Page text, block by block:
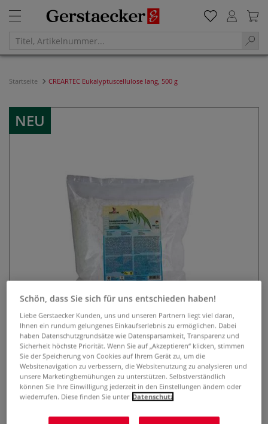
Startseite CREARTEC Eukalyptuscellulose lang, 500 g
NEU
CREARTEC Eukalyptuscellulose
lang, 500 g
0 Bewertungen
Schön, dass Sie sich für uns entschieden haben!
Liebe Gerstaecker Kunden, uns und unseren Partnern liegt viel daran,
Ihnen ein rundum gelungenes Einkaufserlebnis zu ermöglichen. Dabei
haben Datenschutzgrundsätze wie Datensparsamkeit, Transparenz und
Sicherheit höchste Priorität. Wenn Sie auf „Akzeptieren“ klicken, stimmen
Sie der Speicherung von Cookies auf Ihrem Gerät zu, um die
Websitenavigation zu verbessern, die Websitenutzung zu analysieren und
unsere Marketingbemühungen zu unterstützen. Selbstverständlich
können Sie Ihre Einwilligung jederzeit in den Einstellungen ändern oder
wiederrufen. Diese finden Sie unter Datenschutz